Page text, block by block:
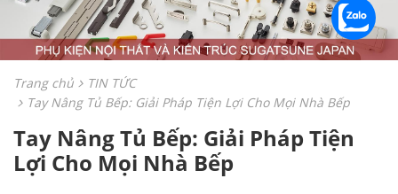
Trang chủ
TIN TỨC
Tay Nâng Tủ Bếp: Giải Pháp Tiện Lợi Cho Mọi Nhà Bếp
Tay Nâng Tủ Bếp: Giải Pháp Tiện
Lợi Cho Mọi Nhà Bếp